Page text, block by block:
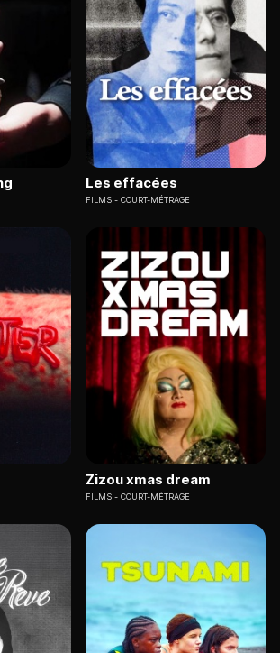
Les effacées
FILMS COURT-MÉTRAGE
Zizou xmas dream
FILMS COURT-MÉTRAGE